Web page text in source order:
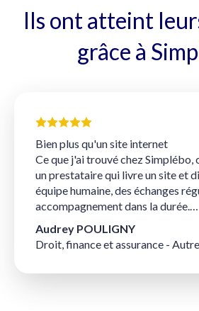
Ils ont atteint
grâce à
Bien plus qu'un site internet
Ce que j'ai trouvé chez Simplébo,
un prestataire qui livre un site et
équipe humaine, des échanges
accompagnement dans la durée.
chaque mois j'écris un article, elle
retours pour l'optimiser. On
Audrey POULIGNY
Droit, finance et assurance - Autre